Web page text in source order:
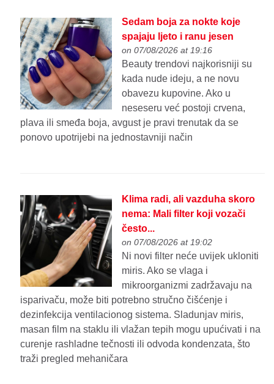
Sedam boja za nokte koje
spajaju ljeto i ranu jesen
on 07/08/2026 at 19:16
Beauty trendovi najkorisniji su
kada nude ideju, a ne novu
obavezu kupovine. Ako u
neseseru već postoji crvena,
plava ili smeđa boja, avgust je pravi trenutak da se
ponovo upotrijebi na jednostavniji način
Klima radi, ali vazduha skoro
nema: Mali filter koji vozači
često...
on 07/08/2026 at 19:02
Ni novi filter neće uvijek ukloniti
miris. Ako se vlaga i
mikroorganizmi zadržavaju na
isparivaču, može biti potrebno stručno čišćenje i
dezinfekcija ventilacionog sistema. Sladunjav miris,
masan film na staklu ili vlažan tepih mogu upućivati i na
curenje rashladne tečnosti ili odvoda kondenzata, što
traži pregled mehaničara